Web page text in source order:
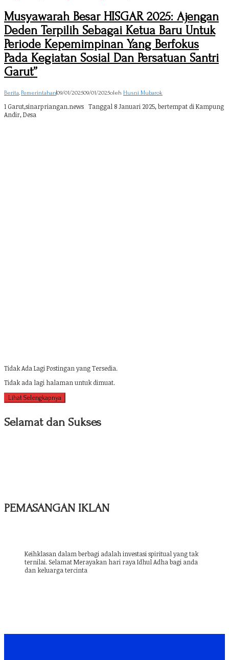
Musyawarah Besar HISGAR 2025: Ajengan
Deden Terpilih Sebagai Ketua Baru Untuk
Periode Kepemimpinan Yang Berfokus
Pada Kegiatan Sosial Dan Persatuan Santri
Garut”
Berita, Pemerintahan|09/01/202509/01/2025oleh Husni Mubarok
1 Garut,sinarpriangan.news Tanggal 8 Januari 2025, bertempat di Kampung
Andir, Desa
Tidak Ada Lagi Postingan yang Tersedia.
Tidak ada lagi halaman untuk dimuat.
Lihat Selengkapnya
Selamat dan Sukses
PEMASANGAN IKLAN
Keihklasan dalam berbagi adalah investasi spiritual yang tak
ternilai. Selamat Merayakan hari raya Idhul Adha bagi anda
dan keluarga tercinta